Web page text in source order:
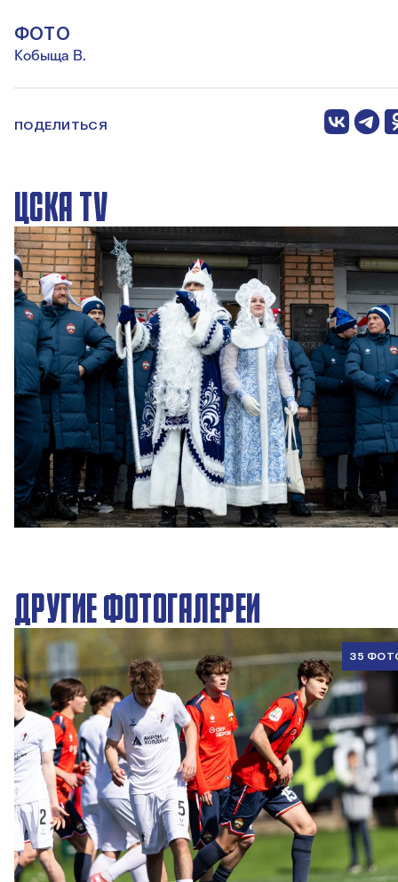
ФОТО
Кобыща В.
ПОДЕЛИТЬСЯ
ЦСКА TV
Новогодний праздник в Академии ПФК ЦСКА
27 ДЕКАБРЯ 2025 09:00
ДРУГИЕ ФОТОГАЛЕРЕИ
35